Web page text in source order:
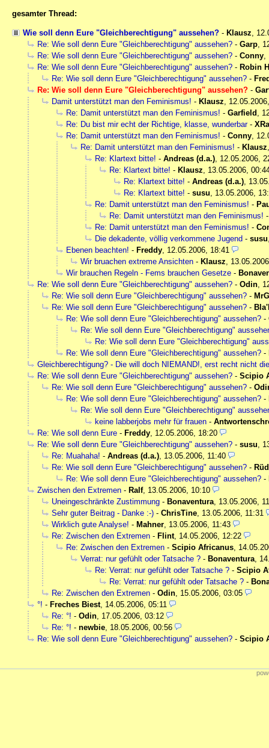
gesamter Thread:
Wie soll denn Eure "Gleichberechtigung" aussehen? - Klausz,
Re: Wie soll denn Eure "Gleichberechtigung" aussehen? - Garp,
Re: Wie soll denn Eure "Gleichberechtigung" aussehen? - Conny,
Re: Wie soll denn Eure "Gleichberechtigung" aussehen? - Robin
Re: Wie soll denn Eure "Gleichberechtigung" aussehen? -
Re: Wie soll denn Eure "Gleichberechtigung" aussehen? -
Damit unterstützt man den Feminismus! - Klausz,
Re: Damit unterstützt man den Feminismus! - Garfield ,
Re: Du bist mir echt der Richtige, klasse, wunderbar-
Re: Damit unterstützt man den Feminismus! - Conny,
Re: Damit unterstützt man den Feminismus! - Klausz
Re: Klartext bitte! - Andreas (d.a.), 12.05.2006,
Re: Klartext bitte! - Klausz, 13.05.2006,
Re: Klartext bitte! - Andreas (d.a.),
Re: Klartext bitte! - susu, 13.05.2006,
Re: Damit unterstützt man den Feminismus! -
Re: Damit unterstützt man den Feminismus!
Re: Damit unterstützt man den Feminismus! -
Die dekadente, völlig verkommene Jugend - susu
Ebenen beachten! - Freddy, 12.05.2006, 18:41
Wir bruachen extreme Ansichten - Klausz,
Wir brauchen Regeln - Fems brauchen Gesetze -
Re: Wie soll denn Eure "Gleichberechtigung" aussehen? - Odin,
Re: Wie soll denn Eure "Gleichberechtigung" aussehen? -
Re: Wie soll denn Eure "Gleichberechtigung" aussehen? -
Re: Wie soll denn Eure "Gleichberechtigung" aussehen? -
Re: Wie soll denn Eure "Gleichberechtigung"
Re: Wie soll denn Eure "Gleichberechtigung"
Re: Wie soll denn Eure "Gleichberechtigung" aussehen? -
Gleichberechtigung? - Die will doch NIEMAND!, erst recht nicht
Re: Wie soll denn Eure "Gleichberechtigung" aussehen? - Scipio
Re: Wie soll denn Eure "Gleichberechtigung" aussehen? -
Re: Wie soll denn Eure "Gleichberechtigung" aussehen? -
Re: Wie soll denn Eure "Gleichberechtigung"
keine labberjobs mehr für frauen -
Re: Wie soll denn Eure - Freddy, 12.05.2006, 18:20
Re: Wie soll denn Eure "Gleichberechtigung" aussehen? - susu,
Re: Muahaha! - Andreas (d.a.), 13.05.2006, 11:40
Re: Wie soll denn Eure "Gleichberechtigung" aussehen? -
Re: Wie soll denn Eure "Gleichberechtigung" aussehen? -
Zwischen den Extremen - Ralf, 13.05.2006, 10:10
Uneingeschränkte Zustimmung - Bonaventura, 13.05.2006,
Sehr guter Beitrag - Danke :-) - ChrisTine, 13.05.2006, 11:31
Wirklich gute Analyse! - Mahner, 13.05.2006, 11:43
Re: Zwischen den Extremen - Flint, 14.05.2006, 12:22
Re: Zwischen den Extremen - Scipio Africanus,
Verrat: nur gefühlt oder Tatsache ? - Bonaventura,
Re: Verrat: nur gefühlt oder Tatsache ? - Scipio
Re: Verrat: nur gefühlt oder Tatsache ? -
Re: Zwischen den Extremen - Odin, 15.05.2006, 03:05
°! - Freches Biest, 14.05.2006, 05:11
Re: °! - Odin, 17.05.2006, 03:12
Re: °! - newbie, 18.05.2006, 00:56
Re: Wie soll denn Eure "Gleichberechtigung" aussehen? - Scipio